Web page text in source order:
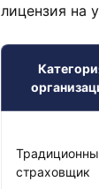
лицензия на
страховщик